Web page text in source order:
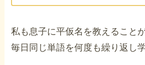
私も息子に平仮名を教えること
毎日同じ単語を何度も繰り返し